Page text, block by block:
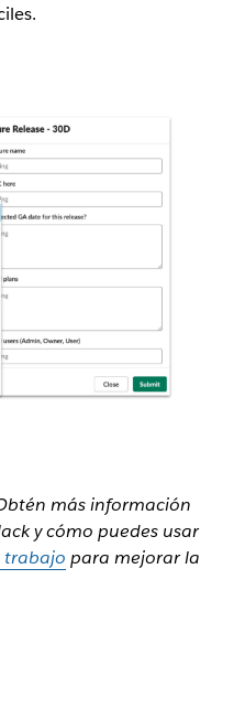
más información
y cómo puedes usar
trabajo para mejorar la